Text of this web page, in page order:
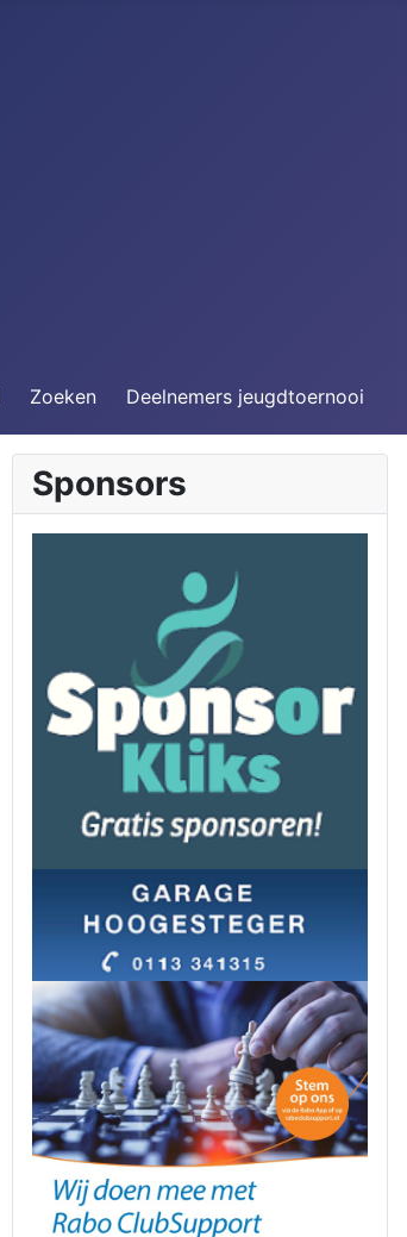
Zoeken Deelnemers jeugdtoernooi
Sponsors